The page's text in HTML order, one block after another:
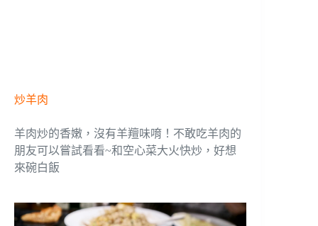
炒羊肉
羊肉炒的香嫩，沒有羊羶味唷！不敢吃羊肉的
朋友可以嘗試看看~和空心菜大火快炒，好想
來碗白飯